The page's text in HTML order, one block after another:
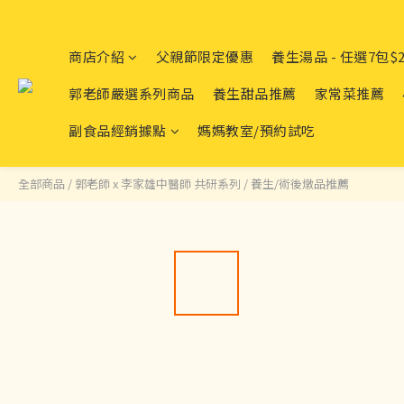
商店介紹 父親節限定優惠
養生湯品 - 任選7包
郭老師嚴選系列商品
養生甜品推薦 家常菜推薦
副食品經銷據點
媽媽教室/預約試吃
全部商品 / 郭老師 x 李家雄中醫師 共研系列 / 養生/術後燉品推薦